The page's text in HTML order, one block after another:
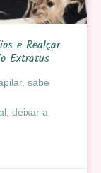
e Realçar
Extratus
sabe
deixar a